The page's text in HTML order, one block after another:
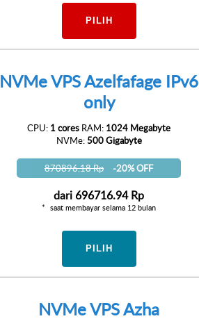
PILIH
NVMe VPS Azelfafage IPv6
only
CPU: 1 cores RAM: 1024 Megabyte
NVMe:500 Gigabyte
870896.18 Rp -20% OFF
dari 696716.94 Rp
saat membayar selama 12 bulan
PILIH
NVMe VPS Azha